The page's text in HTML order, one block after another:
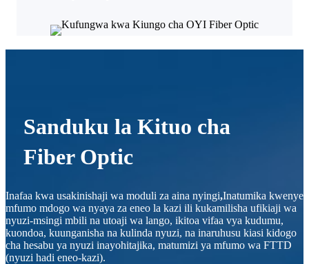
Sanduku la Kituo cha
Fiber Optic
Inafaa kwa usakinishaji wa moduli za aina nyingi,Inatumika kwenye
mfumo mdogo wa nyaya za eneo la kazi ili kukamilisha ufikiaji wa
nyuzi-msingi mbili na utoaji wa lango, ikitoa vifaa vya kudumu,
kuondoa, kuunganisha na kulinda nyuzi, na inaruhusu kiasi kidogo
cha hesabu ya nyuzi inayohitajika, matumizi ya mfumo wa FTTD
(nyuzi hadi eneo-kazi).